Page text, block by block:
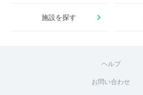
施設を探す
ヘルプ
お問い合わせ